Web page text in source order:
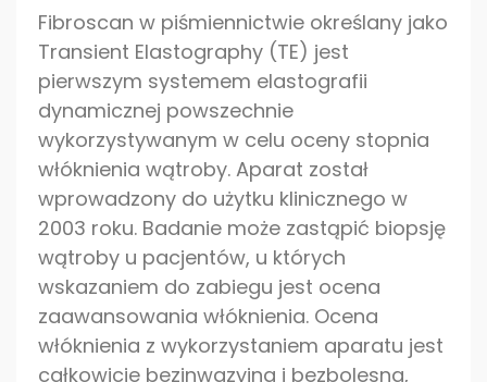
Fibroscan w piśmiennictwie określany jako
Transient Elastography (TE) jest
pierwszym systemem elastografii
dynamicznej powszechnie
wykorzystywanym w celu oceny stopnia
włóknienia wątroby. Aparat został
wprowadzony do użytku klinicznego w
2003 roku. Badanie może zastąpić biopsję
wątroby u pacjentów, u których
wskazaniem do zabiegu jest ocena
zaawansowania włóknienia. Ocena
włóknienia z wykorzystaniem aparatu jest
całkowicie bezinwazyjna i bezbolesna,